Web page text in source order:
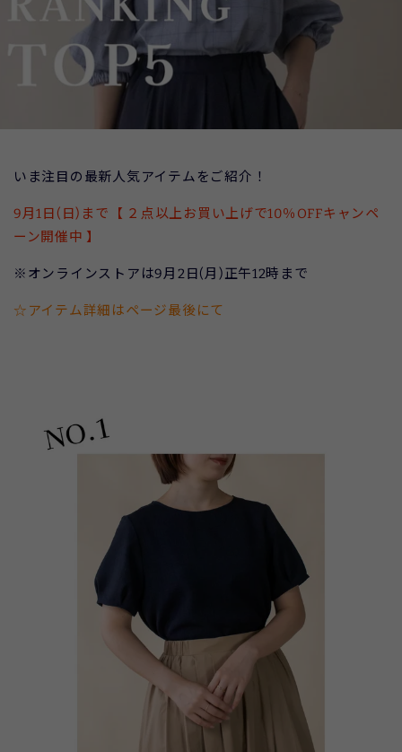
いま注目の最新人気アイテムをご紹介！
9月1日(日)まで【 ２点以上お買い上げで10％OFFキャンペ
ーン開催中 】
※オンラインストアは9月2日(月)正午12時まで
☆アイテム詳細はページ最後にて